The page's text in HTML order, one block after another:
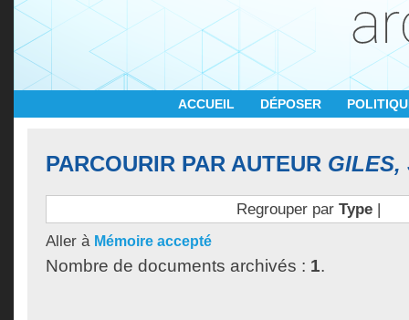
ACCUEIL DÉPOSER
PARCOURIR PAR AUTEUR GILES,
Regrouper par Type|
Aller à Mémoire accepté
Nombre de documents archivés : 1.